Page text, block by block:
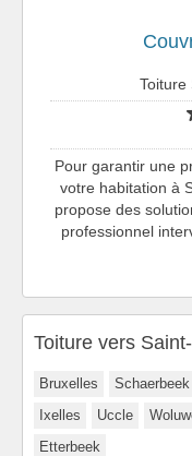
Toiture
Pour garantir une
votre habitation à
propose des
professionnel
Toiture vers
Bruxelles Schaerbeek
Ixelles
Uccle
Etterbeek